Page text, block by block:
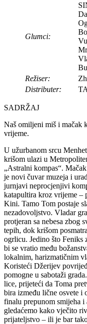
Glumci:
Režiser:
Distributer:
SADRŽAJ
Naš omiljeni miš i mačak
vrijeme.
U užurbanom srcu
krišom ulazi u
„Astralni kompas“.
je novi čuvar muzeja i
jurnjavi neprocjenjivi
katapultira kroz vrijeme –
Kini. Tamo Tom postaje
nezadovoljstvo. Vladar
protjeran sa nebesa zbog
tepih, dok krišom
ogrlicu. Jedino što Feniks
bi se vratio među
lokalnim, harizmatičnim
Koristeći Džerijev
pomogne u sabotaži
lice, prijeteći da Toma
bira između lične osvete i
finalu prepunom smijeha
gledaćemo kako vječito
prijateljstvo – ili je bar